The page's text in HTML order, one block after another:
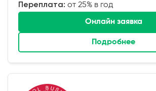
Переплата: от 25% в год
Онлайн заявка
Подробнее